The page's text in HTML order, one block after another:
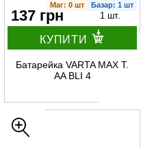
Маг: 0 шт Базар: 1 шт
137 грн 1 шт.
КУПИТИ
Батарейка VARTA MAX T.
AA BLI 4